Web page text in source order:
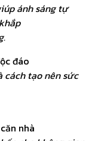
ánh sáng tự
cách tạo nên sức